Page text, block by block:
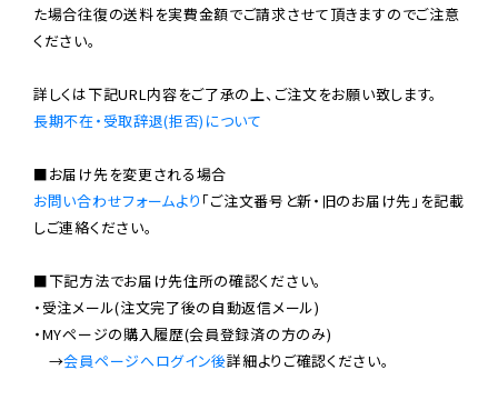
た場合往復の送料を実費金額でご請求させて頂きますのでご注意
ください。
長期不在・受取辞退(拒否)について
お問い合わせフォームより 「ご注文番号と新・旧のお届け先」を記載
しご連絡ください。
■下記方法でお届け先住所の確認ください。
・受注メール(注文完了後の自動返信メール)
・MYページの購入履歴(会員登録済の方のみ)
→会員ページへログイン後